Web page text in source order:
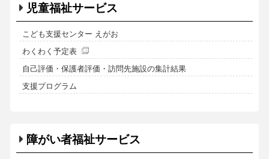
児童福祉サービス
こども支援センター えがお
わくわく予定表
自己評価・保護者評価・訪問先施設の集計結果
支援プログラム
障がい者福祉サービス